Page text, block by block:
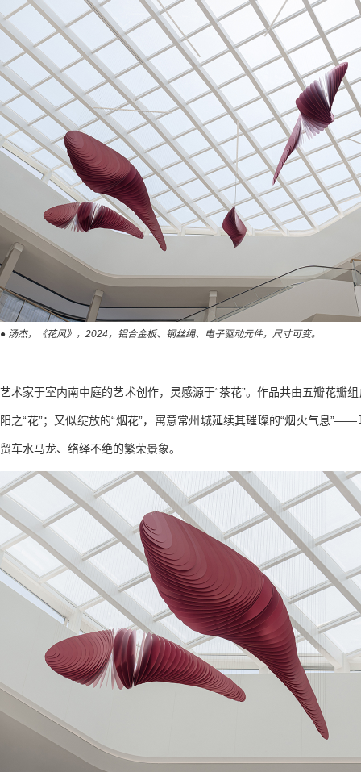
● 汤杰，《花风》，2024，铝合金板、钢丝绳、电子驱动元件，尺寸可变。
艺术家于室内南中庭的艺术创作，灵感源于“茶花”。作品共由五瓣花瓣
阳之“花”；又似绽放的“烟花”，寓意常州城延续其璀璨的“烟火气息
贸车水马龙、络绎不绝的繁荣景象。